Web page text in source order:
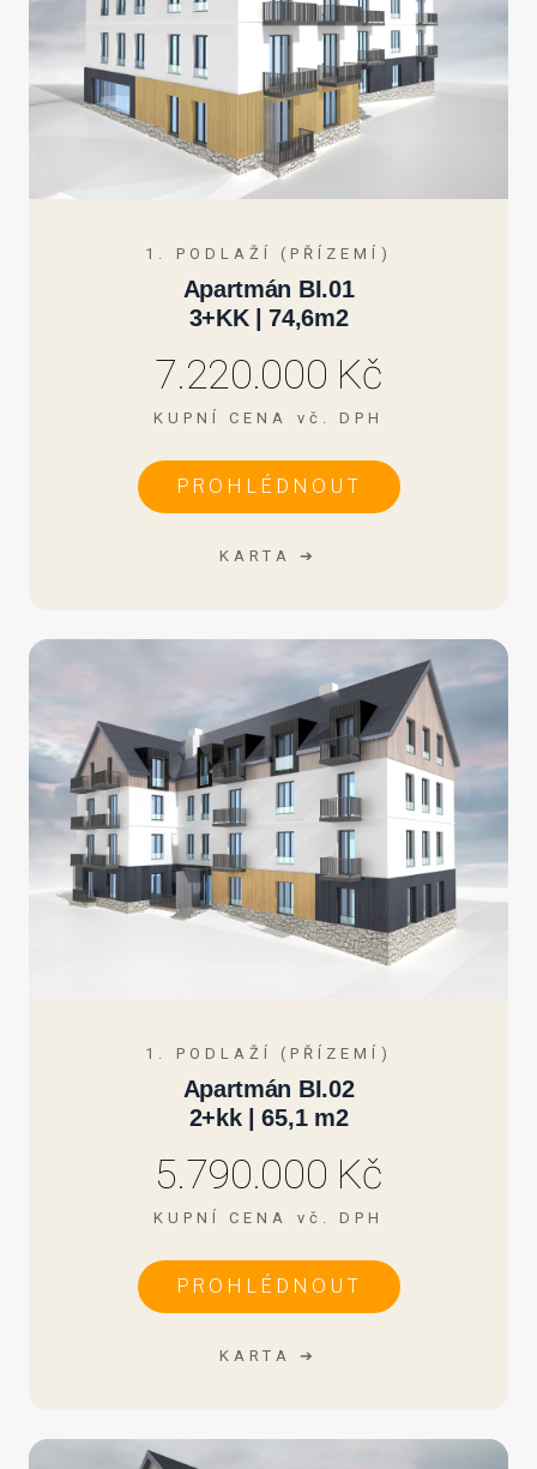
1. PODLAŽÍ (PŘÍZEMÍ)
Apartmán BI.01
3+KK | 74,6m2
7.220.000 Kč
KUPNÍ CENA vč. DPH
PROHLÉDNOUT
KARTA ➔
1. PODLAŽÍ (PŘÍZEMÍ)
Apartmán BI.02
2+kk | 65,1 m2
5.790.000 Kč
KUPNÍ CENA vč. DPH
PROHLÉDNOUT
KARTA ➔